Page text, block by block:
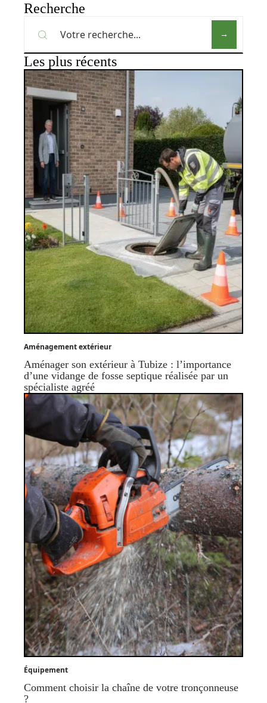
Recherche
Les plus récents
Aménagement extérieur
Aménager son extérieur à Tubize : l’importance
d’une vidange de fosse septique réalisée par un
spécialiste agréé
Équipement
Comment choisir la chaîne de votre tronçonneuse
?